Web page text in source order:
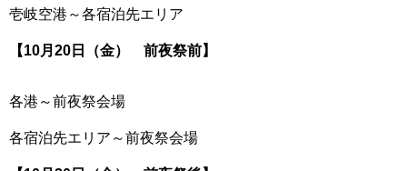
壱岐空港～各宿泊先エリア
【10月20日（金） 前夜祭前】
各港～前夜祭会場
各宿泊先エリア～前夜祭会場